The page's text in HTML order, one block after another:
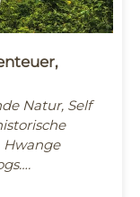
Natur, Self
Hwange